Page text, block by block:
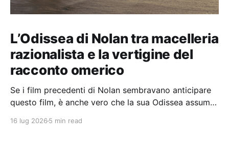
L’Odissea di Nolan tra macelleria
razionalista e la vertigine del
racconto omerico
Se i film precedenti di Nolan sembravano anticipare
questo film, è anche vero che la sua Odissea assume
16 lug 2026 5 min read